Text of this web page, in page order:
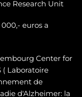
Research Unit
euros a
Center for
( Laboratoire
de
d'Alzheimer: la